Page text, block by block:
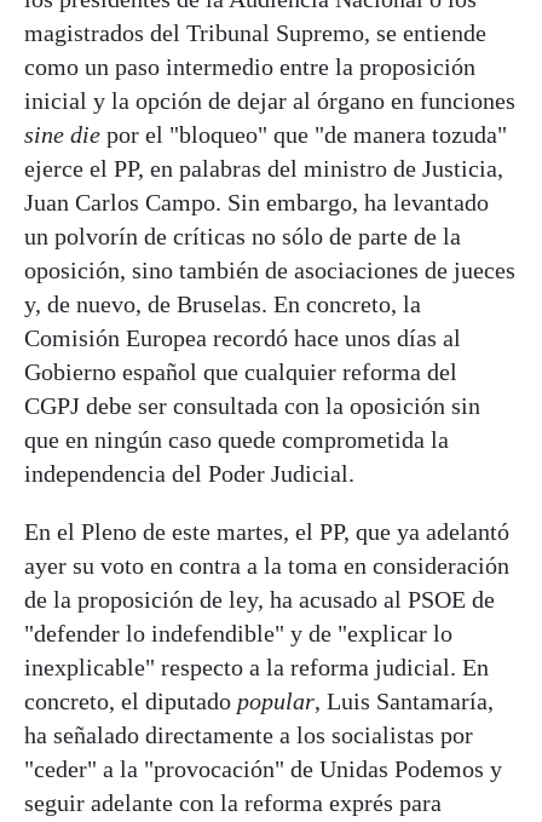
magistrados del Tribunal Supremo, se entiende
como un paso intermedio entre la proposición
inicial y la opción de dejar al órgano en funciones
sine die por el "bloqueo" que "de manera tozuda"
ejerce el PP, en palabras del ministro de Justicia,
Juan Carlos Campo. Sin embargo, ha levantado
un polvorín de críticas no sólo de parte de la
oposición, sino también de asociaciones de jueces
y, de nuevo, de Bruselas. En concreto, la
Comisión Europea recordó hace unos días al
Gobierno español que cualquier reforma del
CGPJ debe ser consultada con la oposición sin
que en ningún caso quede comprometida la
independencia del Poder Judicial.
En el Pleno de este martes, el PP, que ya adelantó
ayer su voto en contra a la toma en consideración
de la proposición de ley, ha acusado al PSOE de
"defender lo indefendible" y de "explicar lo
inexplicable" respecto a la reforma judicial. En
concreto, el diputado popular, Luis Santamaría,
ha señalado directamente a los socialistas por
"ceder" a la "provocación" de Unidas Podemos y
seguir adelante con la reforma exprés para